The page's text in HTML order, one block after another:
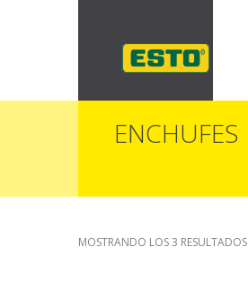
ENCHUFES
MOSTRANDO LOS 3 RESULTADOS